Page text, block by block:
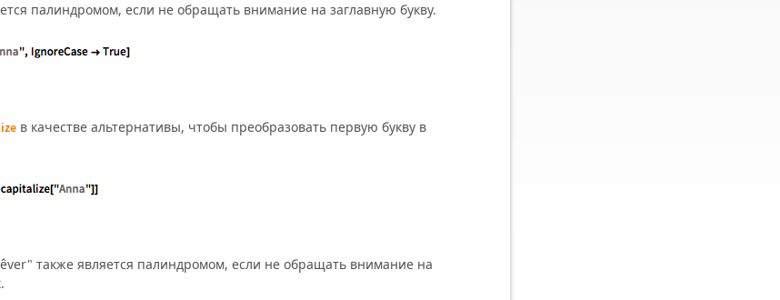
палиндромом, если не обращать внимание на заглавную букву.
в качестве альтернативы, чтобы преобразовать первую букву в
êver" также является палиндромом, если не обращать внимание на